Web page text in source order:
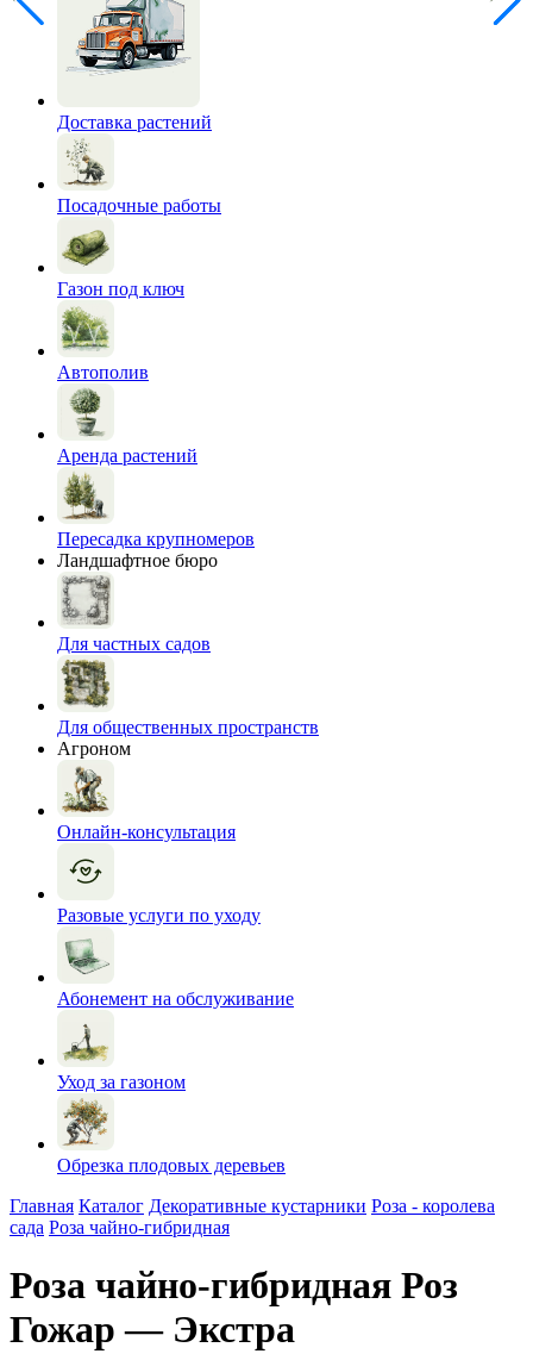
Доставка растений
Посадочные работы
Газон под ключ
Автополив
Аренда растений
Пересадка крупномеров
Ландшафтное бюро
Для частных садов
Для общественных пространств
Агроном
Онлайн-консультация
Разовые услуги по уходу
Абонемент на обслуживание
Уход за газоном
Обрезка плодовых деревьев
Главная Каталог Декоративные кустарники Роза - королева
сада Роза чайно-гибридная
Роза чайно-гибридная Роз
Гожар — Экстра